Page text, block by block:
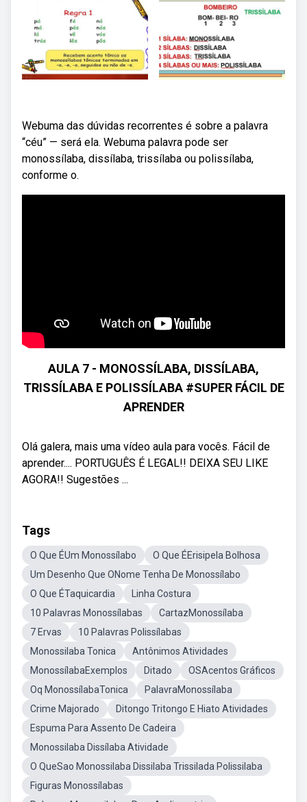
Webuma das dúvidas recorrentes é sobre a palavra
“céu” — será ela. Webuma palavra pode ser
monossílaba, dissílaba, trissílaba ou polissílaba,
conforme o.
AULA 7 - MONOSSÍLABA, DISSÍLABA,
TRISSÍLABA E POLISSÍLABA #SUPER FÁCIL DE
APRENDER
Olá galera, mais uma vídeo aula para vocês. Fácil de
aprender.... PORTUGUÊS É LEGAL!! DEIXA SEU LIKE
AGORA!! Sugestões ...
Tags
O Que ÉUm Monossílabo
O Que ÉErisipela Bolhosa
Um Desenho Que ONome Tenha De Monossílabo
O Que ÉTaquicardia
Linha Costura
10 Palavras Monossílabas
CartazMonossílaba
7 Ervas
10 Palavras Polissílabas
Monossilaba Tonica
Antônimos Atividades
MonossílabaExemplos
Ditado
OSAcentos Gráficos
Oq MonossílabaTonica
PalavraMonossílaba
Crime Majorado
Ditongo Tritongo E Hiato Atividades
Espuma Para Assento De Cadeira
Monossilaba Dissílaba Atividade
O QueSao Monossilaba Dissilaba Trissilada Polissilaba
Figuras Monossílabas